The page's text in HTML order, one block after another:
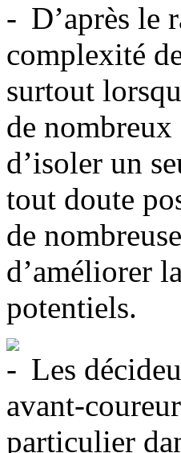
D’après le
complexité
surtout
de
d’isoler un
tout doute
de
d’améliorer
potentiels.
Les
avant-
particulier